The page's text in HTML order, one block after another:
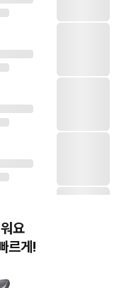
요
르게!